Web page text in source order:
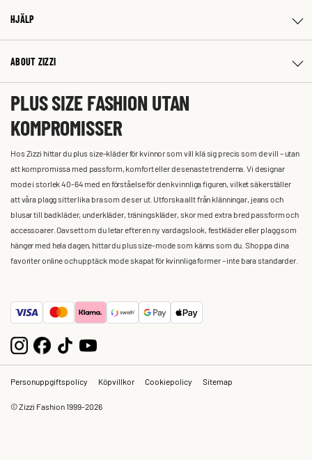
HJÄLP
ABOUT ZIZZI
PLUS SIZE FASHION UTAN
KOMPROMISSER
Hos Zizzi hittar du plus size-kläder för kvinnor som vill klä sig precis som de vill – utan
att kompromissa med passform, komfort eller de senaste trenderna. Vi designar
mode i storlek 40-64 med en förståelse för den kvinnliga figuren, vilket säkerställer
att våra plagg sitter lika bra som de ser ut. Utforska allt från klänningar, jeans och
blusar till badkläder, underkläder, träningskläder, skor med extra bred passform och
accessoarer. Oavsett om du letar efter en ny vardagslook, festkläder eller plagg som
hänger med hela dagen, hittar du plus size-mode som känns som du. Shoppa dina
favoriter online och upptäck mode skapat för kvinnliga former – inte bara standarder.
Personuppgiftspolicy Köpvillkor Cookiepolicy Sitemap
© Zizzi Fashion 1999-2026